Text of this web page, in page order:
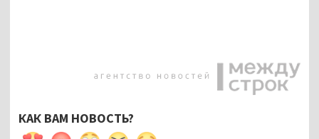
КАК ВАМ НОВОСТЬ?